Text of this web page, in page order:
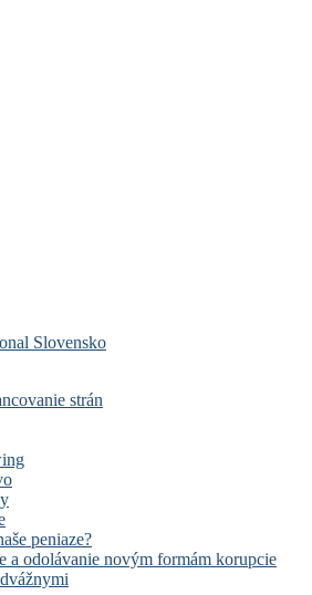
strán
peniaze?
a odolávanie novým formám korupcie